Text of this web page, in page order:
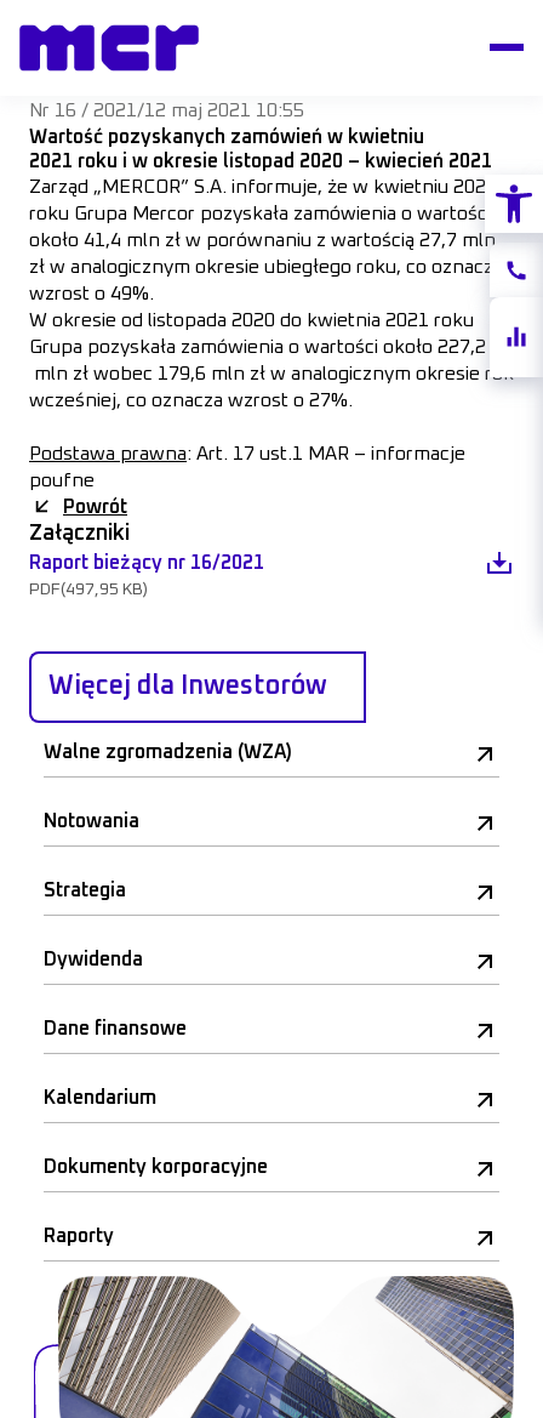
akcji
Nr 16 / 2021 /12 maj 2021 10:55
Wartość pozyskanych zamówień w kwietniu
2021 roku i w okresie listopad 2020 – kwiecień 2021
Zarząd „MERCOR” S.A. informuje, że w kwietniu 2021
roku Grupa Mercor pozyskała zamówienia o wartości
około 41,4 mln zł w porównaniu z wartością 27,7 mln
zł w analogicznym okresie ubiegłego roku, co oznacza
wzrost o 49%.
W okresie od listopada 2020 do kwietnia 2021 roku
Grupa pozyskała zamówienia o wartości około 227,2
mln zł wobec 179,6 mln zł w analogicznym okresie rok
wcześniej, co oznacza wzrost o 27%.
Podstawa prawna: Art. 17 ust.1 MAR – informacje
poufne
Powrót
Załączniki
Raport bieżący nr 16/2021
PDF(497,95 KB)
Więcej dla Inwestorów
Walne zgromadzenia (WZA)
Notowania
Strategia
Dywidenda
Dane finansowe
Kalendarium
Dokumenty korporacyjne
Raporty